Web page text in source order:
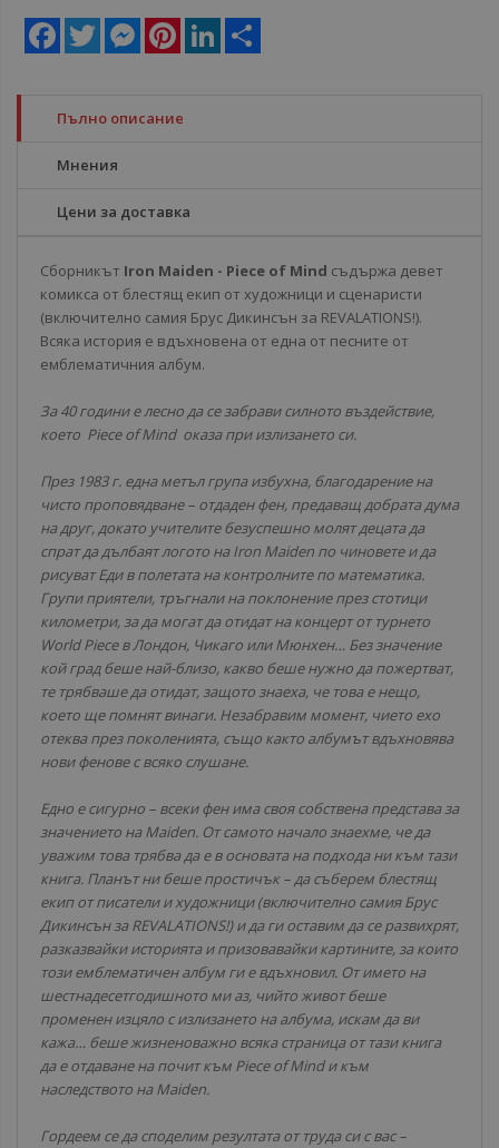
Facebook
Twitter MessengerPinterestLinkedIn
Пълно описание
Мнения
Цени за доставка
Сборникът Iron Maiden - Piece of Mind съдържа девет
комикса от блестящ екип от художници и сценаристи
(включително самия Брус Дикинсън за REVALATIONS!).
Всяка история е вдъхновена от една от песните от
емблематичния албум.
За 40 години е лесно да се забрави силното въздействие,
което Piece of Mind оказа при излизането си.
През 1983 г. една метъл група избухна, благодарение на
чисто проповядване – отдаден фен, предаващ добрата дума
на друг, докато учителите безуспешно молят децата да
спрат да дълбаят логото на Iron Maiden по чиновете и да
рисуват Еди в полетата на контролните по математика.
Групи приятели, тръгнали на поклонение през стотици
километри, за да могат да отидат на концерт от турнето
World Piece в Лондон, Чикаго или Мюнхен… Без значение
кой град беше най-близо, какво беше нужно да пожертват,
те трябваше да отидат, защото знаеха, че това е нещо,
което ще помнят винаги. Незабравим момент, чието ехо
отеква през поколенията, също както албумът вдъхновява
нови фенове с всяко слушане.
Едно е сигурно – всеки фен има своя собствена представа за
значението на Maiden. От самото начало знаехме, че да
уважим това трябва да е в основата на подхода ни към тази
книга. Планът ни беше простичък – да съберем блестящ
екип от писатели и художници (включително самия Брус
Дикинсън за REVALATIONS!) и да ги оставим да се развихрят,
разказвайки историята и призовавайки картините, за които
този емблематичен албум ги е вдъхновил. От името на
шестнадесетгодишното ми аз, чийто живот беше
променен изцяло с излизането на албума, искам да ви
кажа… беше жизненоважно всяка страница от тази книга
да е отдаване на почит към Piece of Mind и към
наследството на Maiden.
Гордеем се да споделим резултата от труда си с вас –